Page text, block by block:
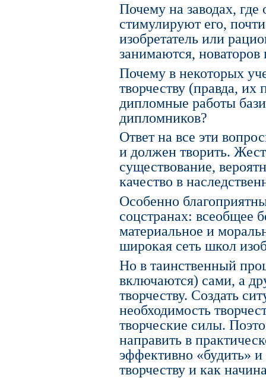
Почему на заводах, где
стимулируют его,
изобретатель или
занимаются, новаторов
Почему в некоторых
творчеству (правда, их
дипломные работы
дипломников?
Ответ на все эти
и должен творить.
существование,
качество в
Особенно
соцстранах: всеобщее
материальное и
широкая сеть школ
Но в таинственный
включаются) сами, а
творчеству. Создать
необходимость
творческие силы.
направить в
эффективно «будить» и
творчеству и как